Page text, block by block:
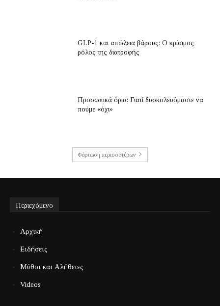
GLP-1 και απώλεια βάρους: Ο κρίσιμος
ρόλος της διατροφής
Προσωπικά όρια: Γιατί δυσκολευόμαστε να
πούμε «όχι»
Φόρτωση περισσοτέρων
Περιεχόμενο
Αρχική
Ειδήσεις
Μύθοι και Αλήθειες
Videos